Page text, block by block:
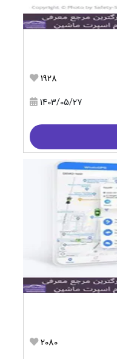
1928
1403/05/27
2080